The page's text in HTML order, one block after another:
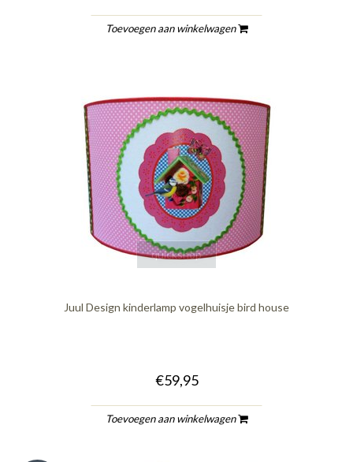
Toevoegen aan winkelwagen
quickshop
Juul Design kinderlamp vogelhuisje bird house
€59,95
Toevoegen aan winkelwagen